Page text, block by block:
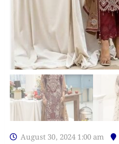
August 30, 2024 1:00 am